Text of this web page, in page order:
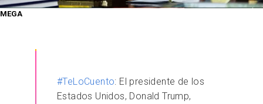
MEGA
#TeLoCuento: El presidente de los
Estados Unidos, Donald Trump,